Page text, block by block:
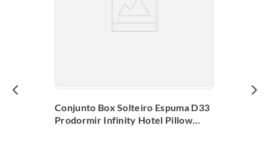
Conjunto Box Solteiro Espuma D33
Prodormir Infinity Hotel Pillow